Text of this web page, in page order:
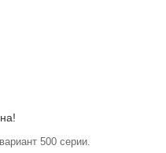
500 серии.